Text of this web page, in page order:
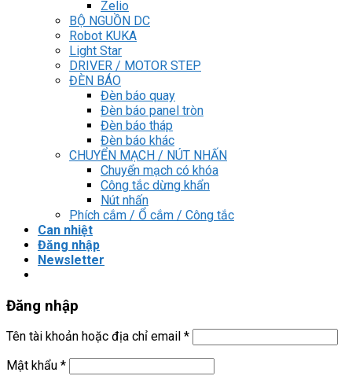
Zelio
BỘ NGUỒN DC
Robot KUKA
Light Star
DRIVER / MOTOR STEP
ĐÈN BÁO
Đèn báo quay
Đèn báo panel tròn
Đèn báo tháp
Đèn báo khác
CHUYỂN MẠCH / NÚT NHẤN
Chuyển mạch có khóa
Công tắc dừng khẩn
Nút nhấn
Phích cắm / Ổ cắm / Công tắc
Can nhiệt
Đăng nhập
Newsletter
Đăng nhập
Tên tài khoản hoặc địa chỉ email *
Mật khẩu *